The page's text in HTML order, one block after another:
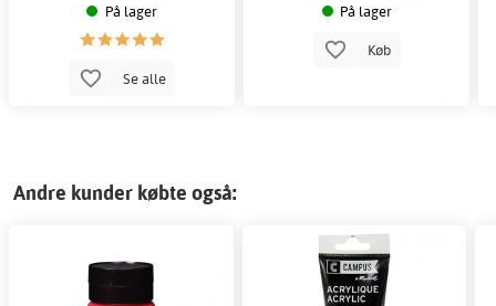
På lager
Se alle
På lager
Køb
Andre kunder købte også: